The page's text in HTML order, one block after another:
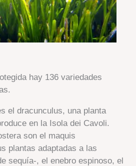
hay 136 variedades
el dracunculus, una planta
en la Isola dei Cavoli.
son el maquis
plantas adaptadas a las
sequía-, el enebro espinoso, el